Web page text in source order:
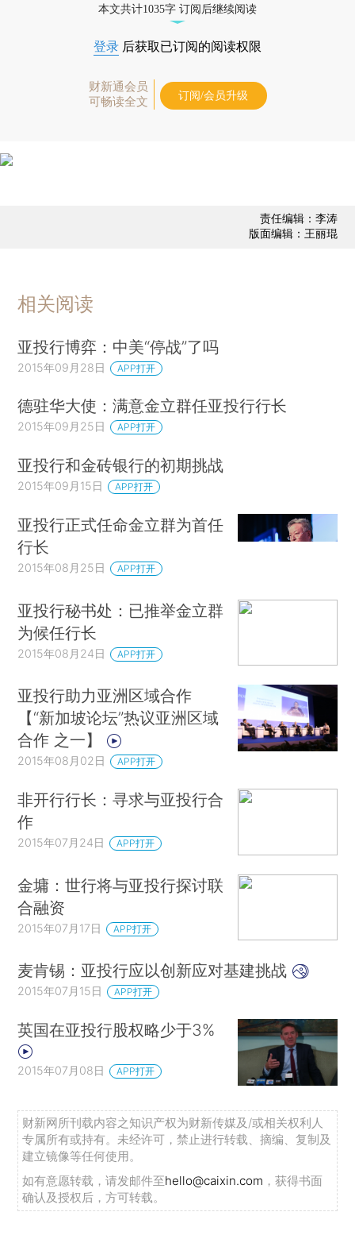
本文共计1035字 订阅后继续阅读
登录 后获取已订阅的阅读权限
财新通会员
可畅读全文
订阅/会员升级
责任编辑：李涛
版面编辑：王丽琨
相关阅读
亚投行博弈：中美“停战”了吗
2015年09月28日 APP打开
德驻华大使：满意金立群任亚投行行长
2015年09月25日 APP打开
亚投行和金砖银行的初期挑战
2015年09月15日 APP打开
亚投行正式任命金立群为首任
行长
2015年08月25日 APP打开
亚投行秘书处：已推举金立群
为候任行长
2015年08月24日 APP打开
亚投行助力亚洲区域合作
【“新加坡论坛”热议亚洲区域
合作 之一】
2015年08月02日 APP打开
非开行行长：寻求与亚投行合
作
2015年07月24日 APP打开
金墉：世行将与亚投行探讨联
合融资
2015年07月17日 APP打开
麦肯锡：亚投行应以创新应对基建挑战
2015年07月15日 APP打开
英国在亚投行股权略少于3%
2015年07月08日 APP打开
财新网所刊载内容之知识产权为财新传媒及/或相关权利人
专属所有或持有。未经许可，禁止进行转载、摘编、复制及
建立镜像等任何使用。
如有意愿转载，请发邮件至hello@caixin.com ，获得书面
确认及授权后，方可转载。